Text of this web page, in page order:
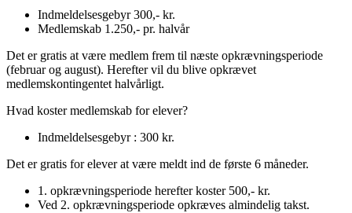
Indmeldelsesgebyr 300,- kr.
Medlemskab 1.250,- pr. halvår
Det er gratis at være medlem frem til næste opkrævningsperiode
(februar og august). Herefter vil du blive opkrævet
medlemskontingentet halvårligt.
Hvad koster medlemskab for elever?
Indmeldelsesgebyr : 300 kr.
Det er gratis for elever at være meldt ind de første 6 måneder.
1. opkrævningsperiode herefter koster 500,- kr.
Ved 2. opkrævningsperiode opkræves almindelig takst.